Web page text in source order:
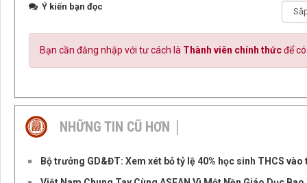
Ý kiến bạn đọc
Bạn cần đăng nhập với tư cách là Thành viên chính thứcđể
NHỮNG TIN CŨ HƠN
Bộ trưởng GD&ĐT: Xem xét bỏ tỷ lệ 40% học sinh THCS